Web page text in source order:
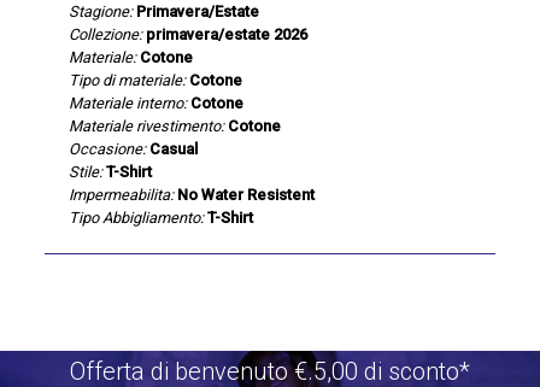
Stagione: Primavera/Estate
Collezione: primavera/estate 2026
Materiale: Cotone
Tipo di materiale: Cotone
Materiale interno: Cotone
Materiale rivestimento: Cotone
Occasione: Casual
Stile: T-Shirt
Impermeabilita: No Water Resistent
Tipo Abbigliamento: T-Shirt
Offerta di benvenuto €.5,00 di sconto*